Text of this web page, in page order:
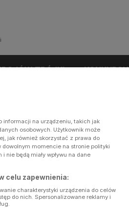
TRÓJKI KONKURSY
informacji na urządzeniu, takich jak
osobowych. Użytkownik może
jak również skorzystać z prawa do
momencie na stronie polityki
nie będą miały wpływu na dane
celu zapewnienia:
charakterystyki urządzenia do celów
do nich. Spersonalizowane reklamy i